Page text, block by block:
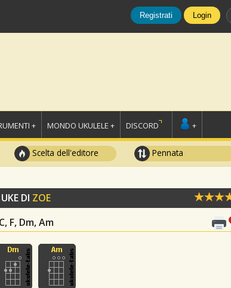
Registrati Login
+ MONDO UKULELE + DISCORD +
Scelta dell'editore Pennata
DI ZOE
F, Dm, Am